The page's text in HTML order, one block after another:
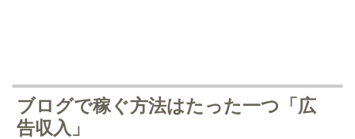
ブログで稼ぐ方法はたった一つ「広
告収入」